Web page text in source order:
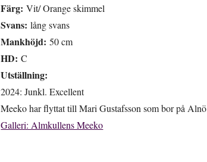
Färg: Vit/ Orange skimmel
Svans: lång svans
Mankhöjd: 50 cm
HD: C
Utställning:
2024: Junkl. Excellent
Meeko har flyttat till Mari Gustafsson som bor på Alnö
Galleri: Almkullens Meeko